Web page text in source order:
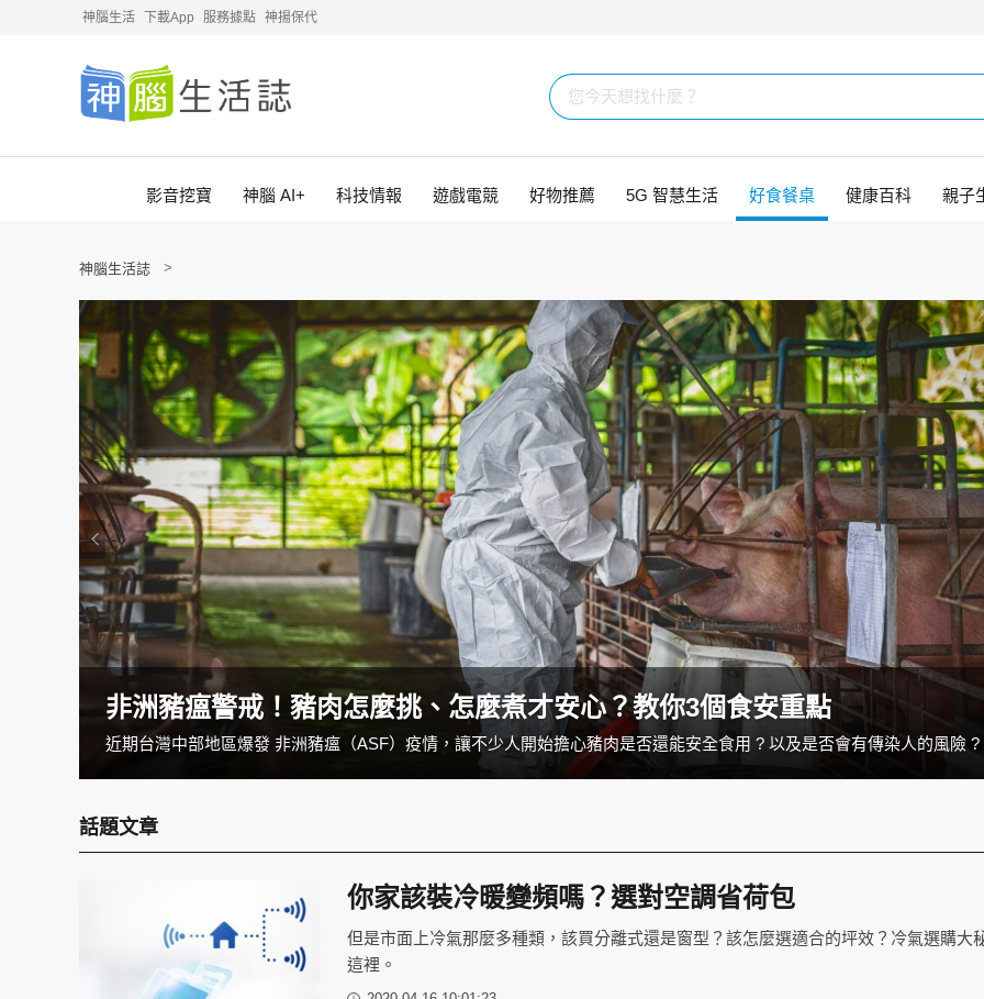
神腦生活 下載App 服務據點 神揚保代
影音挖寶 神腦 AI+ 科技情報 遊戲電競 好物推薦 5G 智慧生活 好食餐桌 健康百科 親子
神腦生活誌
非洲豬瘟警戒！豬肉怎麼挑、怎麼煮才安心？教你3個食安重點
近期台灣中部地區爆發 非洲豬瘟（ASF）疫情，讓不少人開始擔心豬肉是否還能安全食用 ? 以及是否會有傳染人的風險 ?
話題文章
你家該裝冷暖變頻嗎？選對空調省荷包
但是市面上冷氣那麼多種類，該買分離式還是窗型？該怎麼選適合的坪效？冷氣選購大
這裡。